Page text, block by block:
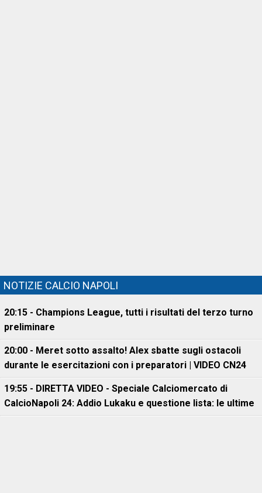
NOTIZIE CALCIO NAPOLI
20:15 - Champions League, tutti i risultati del terzo turno
preliminare
20:00 - Meret sotto assalto! Alex sbatte sugli ostacoli
durante le esercitazioni con i preparatori | VIDEO CN24
19:55 - DIRETTA VIDEO - Speciale Calciomercato di
CalcioNapoli 24: Addio Lukaku e questione lista: le ultime